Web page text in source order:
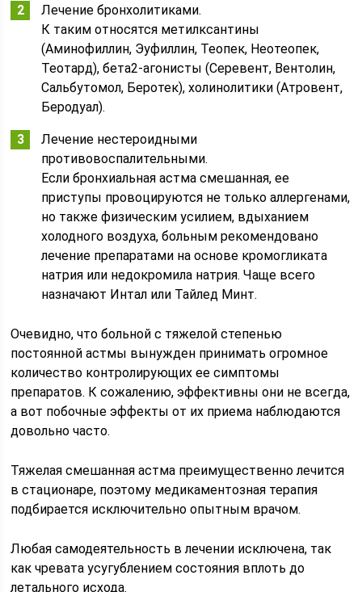
Лечение бронхолитиками.
К таким относятся метилксантины
(Аминофиллин, Эуфиллин, Теопек, Неотеопек,
Теотард), бета2-агонисты (Серевент, Вентолин,
Сальбутомол, Беротек), холинолитики (Атровент,
Беродуал).
Лечение нестероидными
противовоспалительными.
Если бронхиальная астма смешанная, ее
приступы провоцируются не только аллергенами,
но также физическим усилием, вдыханием
холодного воздуха, больным рекомендовано
лечение препаратами на основе кромогликата
натрия или недокромила натрия. Чаще всего
назначают Интал или Тайлед Минт.
Очевидно, что больной с тяжелой степенью
постоянной астмы вынужден принимать огромное
количество контролирующих ее симптомы
препаратов. К сожалению, эффективны они не всегда,
а вот побочные эффекты от их приема наблюдаются
довольно часто.
Тяжелая смешанная астма преимущественно лечится
в стационаре, поэтому медикаментозная терапия
подбирается исключительно опытным врачом.
Любая самодеятельность в лечении исключена, так
как чревата усугублением состояния вплоть до
летального исхода.